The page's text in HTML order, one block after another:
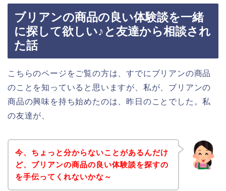
ブリアンの商品の良い体験談を一緒
に探して欲しい♪と友達から相談され
た話
こちらのページをご覧の方は、すでにブリアンの商品
のことを知っていると思いますが、私が、ブリアンの
商品の興味を持ち始めたのは、昨日のことでした。私
の友達が、
今、ちょっと分からないことがあるんだけ
ど、ブリアンの商品の良い体験談を探すの
を手伝ってくれないかな～